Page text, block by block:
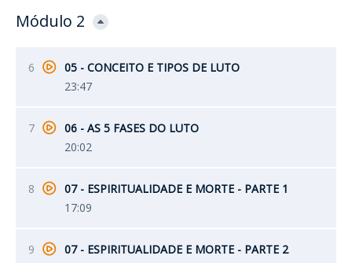
Módulo 2
6
05 - CONCEITO E TIPOS DE LUTO
23:47
7
06 - AS 5 FASES DO LUTO
20:02
8
07 - ESPIRITUALIDADE E MORTE - PARTE 1
17:09
9
07 - ESPIRITUALIDADE E MORTE - PARTE 2